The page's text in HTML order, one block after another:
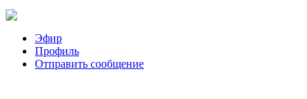
Эфир
Профиль
Отправить сообщение